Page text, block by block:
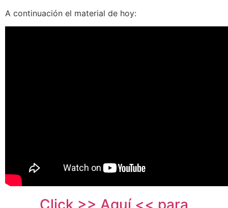
A continuación el material de hoy: